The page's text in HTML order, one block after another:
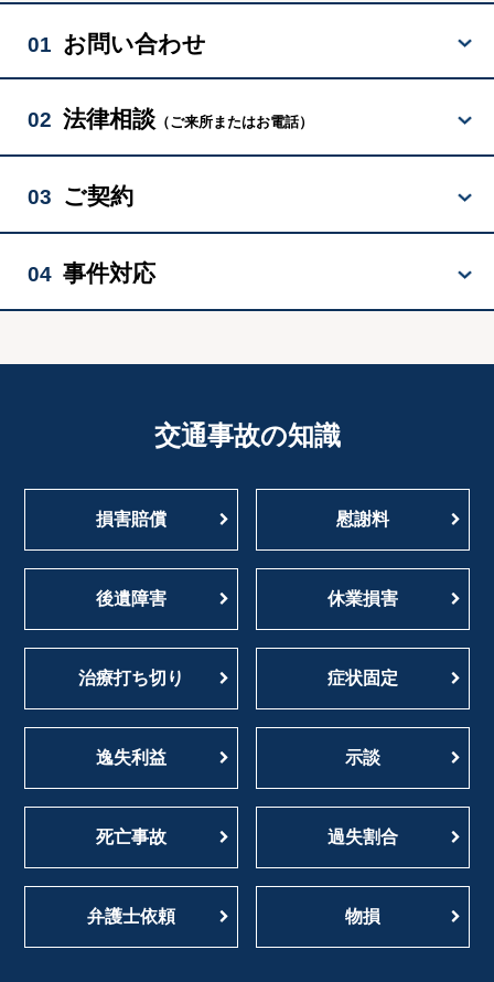
2025/11/4 9月の「お客様の声」を更新しました。
2025/9/1 7月の「お客様の声」を更新しました。
2025/6/2 4月の「お客様の声」を更新しました。
2025/4/1 2月の「お客様の声」を更新しました。
2025/3/2 1月の「お客様の声」を更新しました。
10月の「お客様の声」を更新しました。
2024/9/27 8月の「お客様の声」を更新しました。
2024/8/29 7月の「お客様の声」を更新しました。
2024/6/27 5月の「お客様の声」を更新しました。
2024/5/30 4月の「お客様の声」を更新しました。
2024/4/24 3月の「お客様の声」を更新しました。
2023/12/28 11月の「お客様の声」を更新しました。
2023/11/24 10月の「お客様の声」を更新しました。
2023/10/2 8月の「お客様の声」を更新しました。
2023/8/30 7月の「お客様の声」を更新しました。
01 お問い合わせ
02 法律相談 （ご来所またはお電話）
03 ご契約
04 事件対応
交通事故の知識
損害賠償 慰謝料
後遺障害 休業損害
治療打ち切り 症状固定
逸失利益 示談
死亡事故 過失割合
弁護士依頼 物損